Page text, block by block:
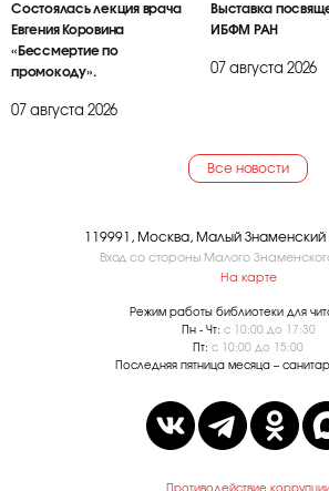
Состоялась лекция врача
Евгения Коровина
«Бессмертие по
промокоду».
07 августа 2026
Выставка
ИБФМ РАН
07 августа 2026
Все новости
119991, Москва, Малый Знаменский
Вход со стороны Малого
На карте
Режим работы библиотеки для
Пн - Чт: с 10:00 до 17:30
Пт: с 10:00 до 15:00
Последняя пятница месяца –
Противодействие